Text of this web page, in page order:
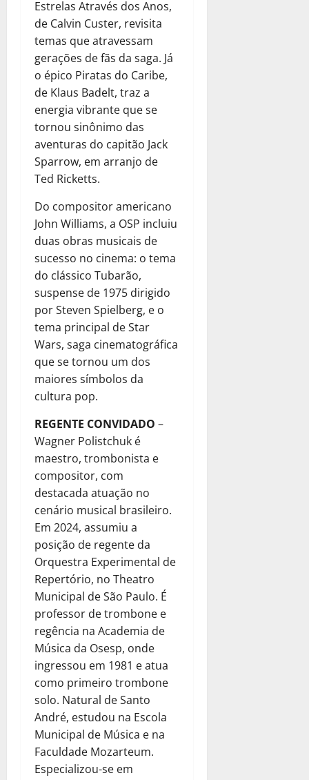
Estrelas Através dos Anos,
de Calvin Custer, revisita
temas que atravessam
gerações de fãs da saga. Já
o épico Piratas do Caribe,
de Klaus Badelt, traz a
energia vibrante que se
tornou sinônimo das
aventuras do capitão Jack
Sparrow, em arranjo de
Ted Ricketts.
Do compositor americano
John Williams, a OSP incluiu
duas obras musicais de
sucesso no cinema: o tema
do clássico Tubarão,
suspense de 1975 dirigido
por Steven Spielberg, e o
tema principal de Star
Wars, saga cinematográfica
que se tornou um dos
maiores símbolos da
cultura pop.
REGENTE CONVIDADO –
Wagner Polistchuk é
maestro, trombonista e
compositor, com
destacada atuação no
cenário musical brasileiro.
Em 2024, assumiu a
posição de regente da
Orquestra Experimental de
Repertório, no Theatro
Municipal de São Paulo. É
professor de trombone e
regência na Academia de
Música da Osesp, onde
ingressou em 1981 e atua
como primeiro trombone
solo. Natural de Santo
André, estudou na Escola
Municipal de Música e na
Faculdade Mozarteum.
Especializou-se em